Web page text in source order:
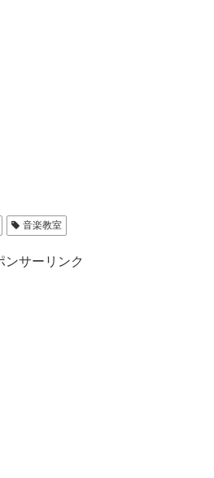
音楽教室
ンサーリンク